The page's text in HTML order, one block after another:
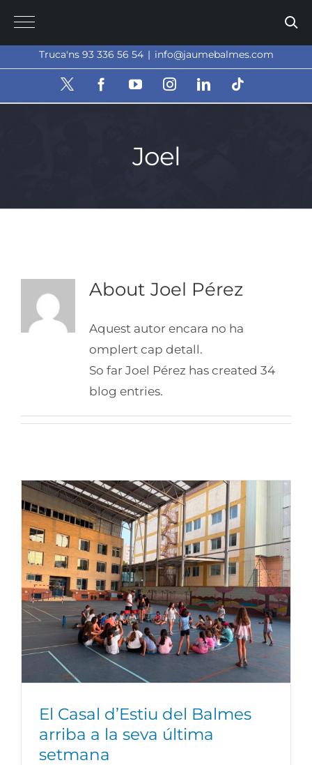
contentTruca'ns 93 336 56 54 | info@jaumebalmes.com
X FacebookYouTubeInstagramLinkedInTiktok
Joel
About Joel Pérez
Aquest autor encara no ha
omplert cap detall.
So far Joel Pérez has created 34
blog entries.
El Casal d’Estiu del Balmes arriba a la
seva última setmana
El Casal d’Estiu del Balmes
arriba a la seva última
setmana